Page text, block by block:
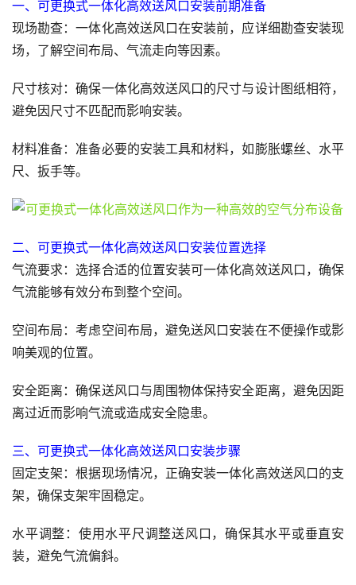
一、可更换式一体化高效送风口安装前期准备
现场勘查：一体化高效送风口在安装前，应详细勘查安装现
场，了解空间布局、气流走向等因素。
尺寸核对：确保一体化高效送风口的尺寸与设计图纸相符，
避免因尺寸不匹配而影响安装。
材料准备：准备必要的安装工具和材料，如膨胀螺丝、水平
尺、扳手等。
二、可更换式一体化高效送风口安装位置选择
气流要求：选择合适的位置安装可一体化高效送风口，确保
气流能够有效分布到整个空间。
空间布局：考虑空间布局，避免送风口安装在不便操作或影
响美观的位置。
安全距离：确保送风口与周围物体保持安全距离，避免因距
离过近而影响气流或造成安全隐患。
三、可更换式一体化高效送风口安装步骤
固定支架：根据现场情况，正确安装一体化高效送风口的支
架，确保支架牢固稳定。
水平调整：使用水平尺调整送风口，确保其水平或垂直安
装，避免气流偏斜。